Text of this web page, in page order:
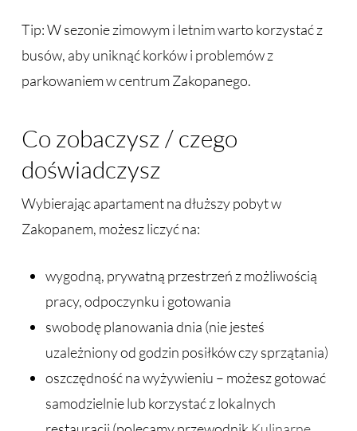
Tip: W sezonie zimowym i letnim warto korzystać z
busów, aby uniknąć korków i problemów z
parkowaniem w centrum Zakopanego.
Co zobaczysz / czego
doświadczysz
Wybierając apartament na dłuższy pobyt w
Zakopanem, możesz liczyć na:
wygodną, prywatną przestrzeń z możliwością
pracy, odpoczynku i gotowania
swobodę planowania dnia (nie jesteś
uzależniony od godzin posiłków czy sprzątania)
oszczędność na wyżywieniu – możesz gotować
samodzielnie lub korzystać z lokalnych